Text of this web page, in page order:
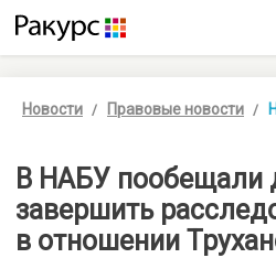
Новости Правовые новости
В НАБУ пообещали
завершить
в отношении